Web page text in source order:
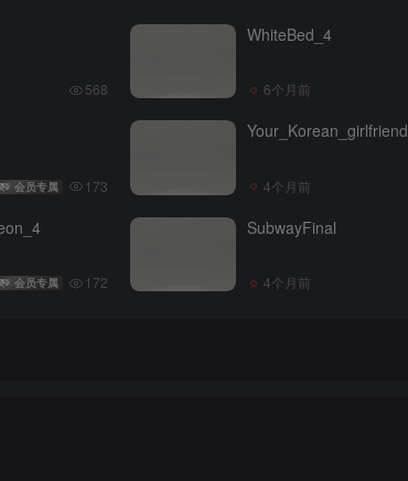
568
WhiteBed_4
6个月前
会员专属 173
Your_Korean_girlfriend
4个月前
会员专属 172
SubwayFinal
4个月前